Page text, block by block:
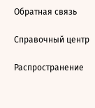
Обратная связь
Справочный центр
Распространение